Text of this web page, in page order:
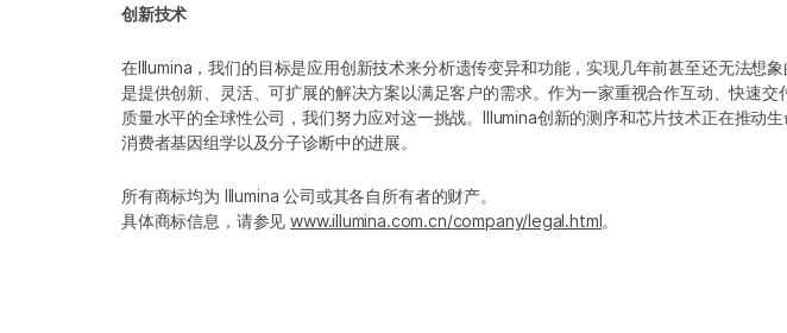
创新技术
在Illumina，我们的目标是应用创新技术来分析遗传变异和功能，实现几年前甚至还无法想
是提供创新、灵活、可扩展的解决方案以满足客户的需求。作为一家重视合作互动、快速交
质量水平的全球性公司，我们努力应对这一挑战。Illumina创新的测序和芯片技术正在推动
消费者基因组学以及分子诊断中的进展。
所有商标均为 Illumina 公司或其各自所有者的财产。
具体商标信息，请参见www.illumina.com.cn/company/legal.html。